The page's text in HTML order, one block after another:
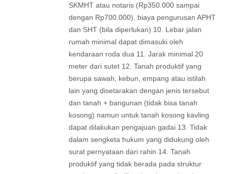
SKMHT atau notaris (Rp350.000 sampai
dengan Rp700.000), biaya pengurusan APHT
dan SHT (bila diperlukan) 10. Lebar jalan
rumah minimal dapat dimasuki oleh
kendaraan roda dua 11. Jarak minimal 20
meter dari sutet 12. Tanah produktif yang
berupa sawah, kebun, empang atau istilah
lain yang disetarakan dengan jenis tersebut
dan tanah + bangunan (tidak bisa tanah
kosong) namun untuk tanah kosong kavling
dapat dilakukan pengajuan gadai 13. Tidak
dalam sengketa hukum yang didukung oleh
surat pernyataan dari rahin 14. Tanah
produktif yang tidak berada pada struktur